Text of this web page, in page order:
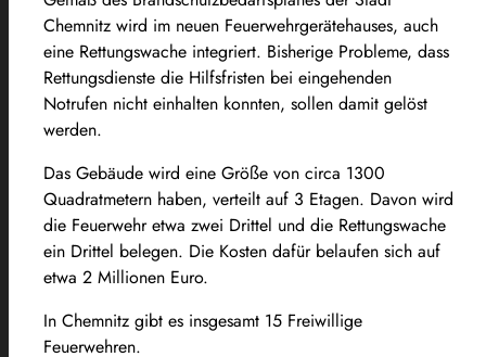
Chemnitz wird im neuen Feuerwehrgerätehauses, auch
eine Rettungswache integriert. Bisherige Probleme, dass
Rettungsdienste die Hilfsfristen bei eingehenden
Notrufen nicht einhalten konnten, sollen damit gelöst
werden.
Das Gebäude wird eine Größe von circa 1300
Quadratmetern haben, verteilt auf 3 Etagen. Davon wird
die Feuerwehr etwa zwei Drittel und die Rettungswache
ein Drittel belegen. Die Kosten dafür belaufen sich auf
etwa 2 Millionen Euro.
In Chemnitz gibt es insgesamt 15 Freiwillige
Feuerwehren.